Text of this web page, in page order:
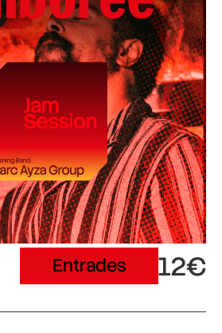
Entrades 12€